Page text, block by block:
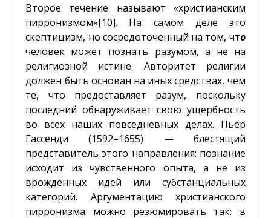
Второе течение называют «христианским
пирронизмом»[10]. На самом деле это
скептицизм, но сосредоточенный на том, что
человек может познать разумом, а не на
религиозной истине. Авторитет религии
должен быть основан на иных средствах, чем
те, что предоставляет разум, поскольку
последний обнаруживает свою ущербность
во всех наших повседневных делах. Пьер
Гассенди (1592–1655) — блестящий
представитель этого направления: познание
исходит из чувственного опыта, а не из
врождённых идей или субстанциальных
категорий. Аргументацию христианского
пирронизма можно резюмировать так: в